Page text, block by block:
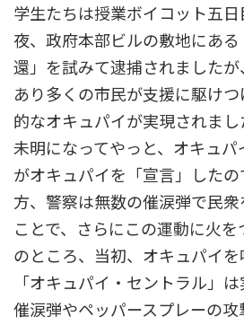
学生たちは授業ボイコット五
夜、政府本部ビルの敷地にあ
還」を試みて逮捕されました
あり多くの市民が支援に駆け
的なオキュパイが実現されま
未明になってやっと、オキュパ
がオキュパイを「宣言」したの
方、警察は無数の催涙弾で民
ことで、さらにこの運動に火
のところ、当初、オキュパイ
「オキュパイ・セントラル」は
催涙弾やペッパースプレーの